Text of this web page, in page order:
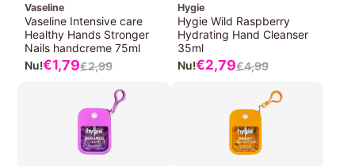
Vaseline
Vaseline Intensive care
Healthy Hands Stronger
Nails handcreme 75ml
Verkoopprijs
€1,79
Normale
prijs
€2,99
Hygie
Hygie Wild Raspberry
Hydrating Hand Cleanser
35ml
Verkoopprijs
€2,79
Normale
prijs
€4,99